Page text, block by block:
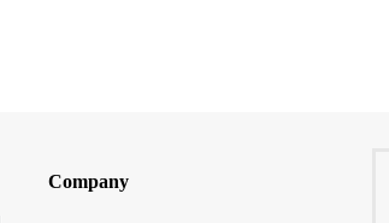
Company